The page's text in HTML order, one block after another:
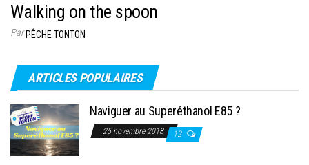
Walking on the spoon
ParPÊCHE TONTON
ARTICLES POPULAIRES
Naviguer au Superéthanol E85 ?
25 novembre 2018 12